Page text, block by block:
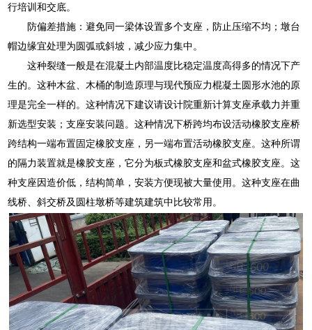
行培训和交底。
防偏差措施：避免同一梁体设置多个支座，防止压缩不均；墩台
帽边缘宜处理为圆弧或斜坡，减少应力集中。
这种裂缝一般是在混凝土内部温度比稳定温度高得多的情况下产
生的。这种木盆、木桶的制造原理与现代预应力棍凝土圆形水池的原
理是完全一样的。这种情况下建议请设计院重新计算支座承载力并重
新选型安装；支座安装问题。这种情况下桥跨均布设活动橡胶支座桥
跨结构一端布置固定橡胶支座，另一端布置活动橡胶支座。这种所谓
的隔力装置就是橡胶支座，它分为板式橡胶支座和盆式橡胶支座。这
种支座因造价低，结构简单，安装方便现被大量使用。这种支座在曲
线桥、斜交桥及圆柱墩桥等建筑建筑中比较常用。